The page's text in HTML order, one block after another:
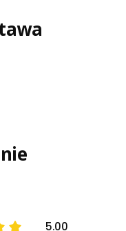
5.00